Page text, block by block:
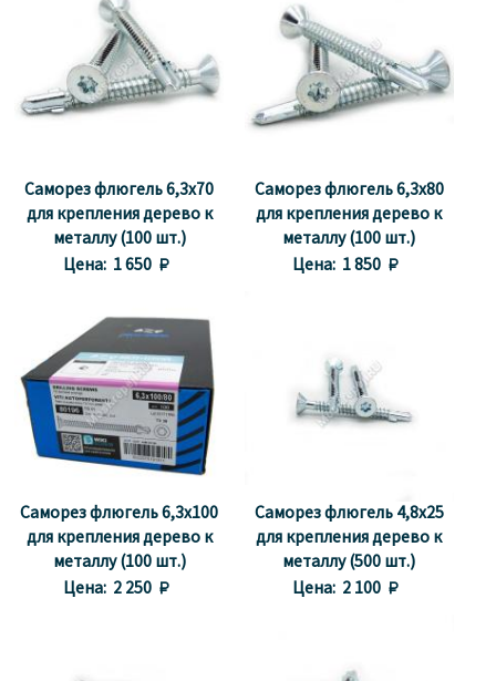
Саморез флюгель 6,3х70
для крепления дерево к
металлу (100 шт.)
Цена: 1 650 
Саморез флюгель 6,3x80
для крепления дерево к
металлу (100 шт.)
Цена: 1 850 
Саморез флюгель 6,3х100
для крепления дерево к
металлу (100 шт.)
Цена: 2 250 
Саморез флюгель 4,8x25
для крепления дерево к
металлу (500 шт.)
Цена: 2 100 